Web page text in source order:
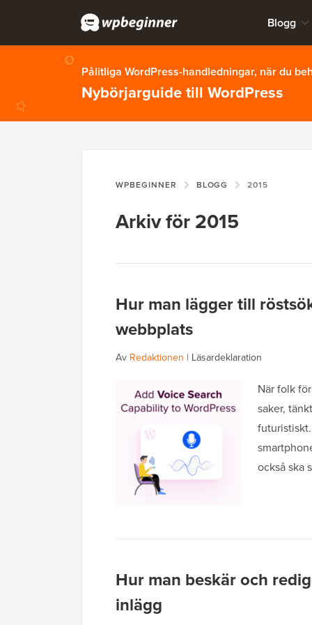
Blogg
Pålitliga WordPress-handledningar, när du
Nybörjarguide till WordPress
WPBEGINNER BLOGG 2015
Arkiv för 2015
Hur man lägger till
webbplats
Av Redaktionen | Läsardeklaration
När folk
saker,
också ska
Hur man beskär och
inlägg